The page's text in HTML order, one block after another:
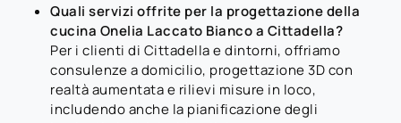
Quali servizi offrite per la progettazione della
cucina Onelia Laccato Bianco a Cittadella?
Per i clienti di Cittadella e dintorni, offriamo
consulenze a domicilio, progettazione 3D con
realtà aumentata e rilievi misure in loco,
includendo anche la pianificazione degli